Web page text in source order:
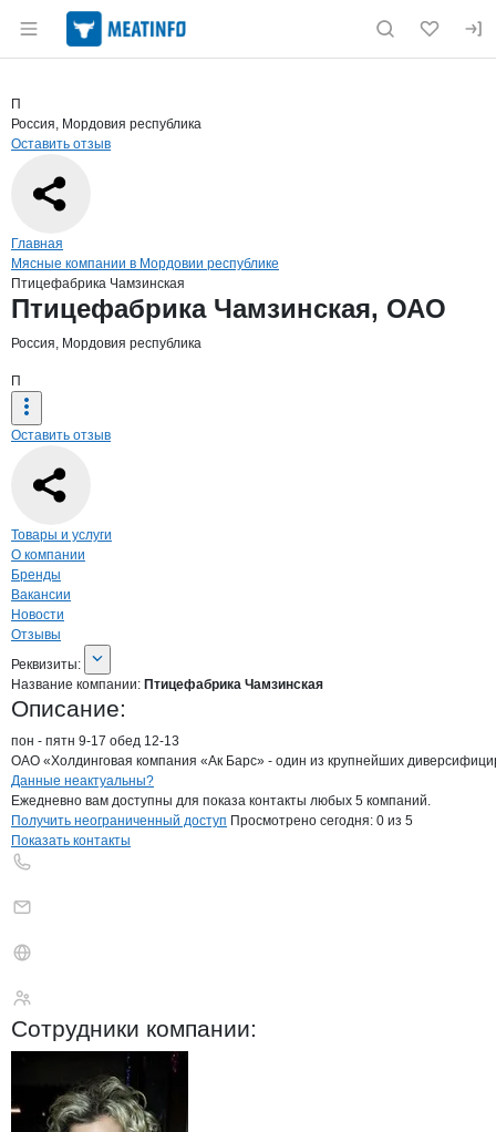
Раздел навигации по сайту meatinfo.ru
Страница компании
Страница компании
Краткая информация о компании
П
Россия, Мордовия республика
Оставить отзыв
Навигация по сайту
Главная
Мясные компании в Мордовии республике
Птицефабрика Чамзинская
Основная информация о компании
Птицефабрика Чамзинская, ОАО
Россия, Мордовия республика
П
Оставить отзыв
Навигация по странице
Товары и услуги
О компании
Бренды
Вакансии
Новости
Отзывы
О компании
Реквизиты
Реквизиты:
Название компании: Птицефабрика Чамзинская
Описание:
пон - пятн 9-17 обед 12-13
ОАО «Холдинговая компания «Ак Барс» - один из крупнейших
Контактыкомпании
+7(800)000-00-..
Данные неактуальны?
Ежедневно вам доступны для показа контакты любых 5 компаний.
Получить неограниченный доступ Просмотрено сегодня: 0 из 5
Показать контакты
Сотрудники компании: